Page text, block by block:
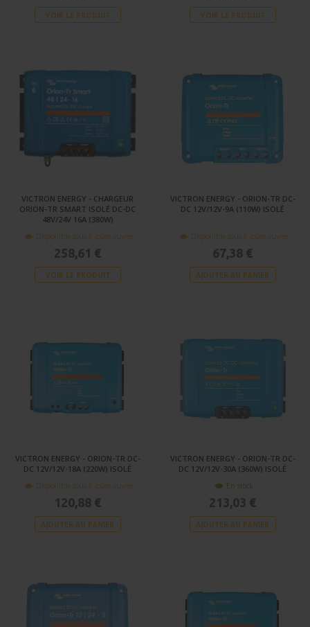
VOIR LE PRODUIT VOIR LE PRODUIT
VICTRON ENERGY - CHARGEUR
ORION-TR SMART ISOLÉ DC-DC
48V/24V 16A (380W)
Disponible sous 6 jours ouvrés
258,61 €
VOIR LE PRODUIT
VICTRON ENERGY - ORION-TR DC-
DC 12V/12V-9A (110W) ISOLÉ
Disponible sous 6 jours ouvrés
67,38 €
AJOUTER AU PANIER
VICTRON ENERGY - ORION-TR DC-
DC 12V/12V-18A (220W) ISOLÉ
Disponible sous 6 jours ouvrés
120,88 €
AJOUTER AU PANIER
VICTRON ENERGY - ORION-TR DC-
DC 12V/12V-30A (360W) ISOLÉ
En stock
213,03 €
AJOUTER AU PANIER